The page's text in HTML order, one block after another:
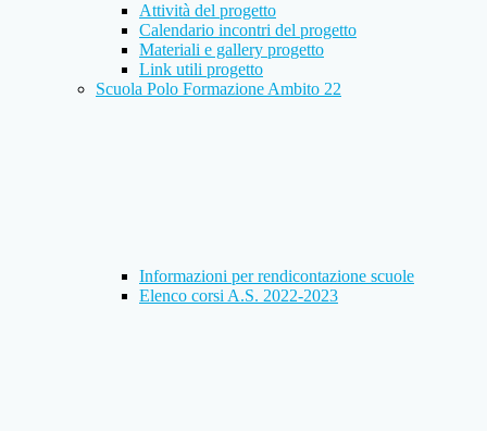
Attività del progetto
Calendario incontri del progetto
Materiali e gallery progetto
Link utili progetto
Scuola Polo Formazione Ambito 22
Informazioni per rendicontazione scuole
Elenco corsi A.S. 2022-2023